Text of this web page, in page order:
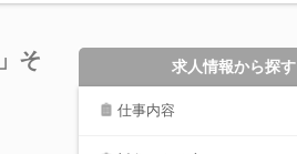
そ
求人情報から探す
仕事内容